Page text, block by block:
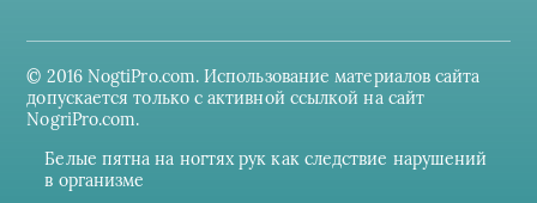
© 2016 NogtiPro.com. Использование материалов сайта
допускается только с активной ссылкой на сайт
NogriPro.com.
Белые пятна на ногтях рук как следствие нарушений
в организме